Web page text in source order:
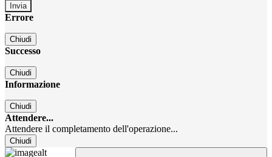
Errore
Chiudi
Successo
Chiudi
Informazione
Chiudi
Attendere...
Attendere il completamento dell'operazione...
Chiudi